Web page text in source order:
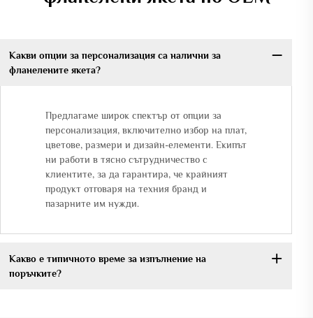
Какви опции за персонализация са налични за
фланелените якета?
Предлагаме широк спектър от опции за
персонализация, включително избор на плат,
цветове, размери и дизайн-елементи. Екипът
ни работи в тясно сътрудничество с
клиентите, за да гарантира, че крайният
продукт отговаря на техния бранд и
пазарните им нужди.
Какво е типичното време за изпълнение на
поръчките?